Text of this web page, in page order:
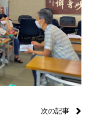
次の記事